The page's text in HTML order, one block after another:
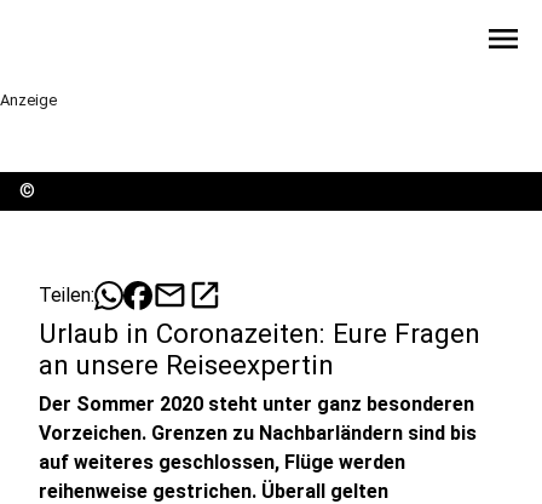
menu
Anzeige
©
Teilen: mailopen_in_new
Urlaub in Coronazeiten: Eure Fragen
an unsere Reiseexpertin
Der Sommer 2020 steht unter ganz besonderen
Vorzeichen. Grenzen zu Nachbarländern sind bis
auf weiteres geschlossen, Flüge werden
reihenweise gestrichen. Überall gelten